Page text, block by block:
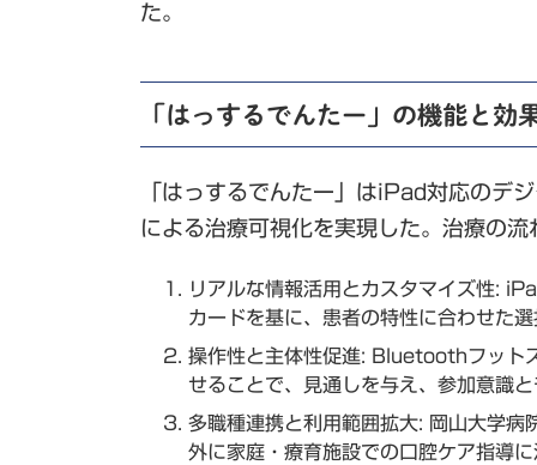
た。
「はっするでんたー」の機能と効
「はっするでんたー」はiPad対応のデ
による治療可視化を実現した。治療の
リアルな情報活用とカスタマイズ性:
カードを基に、患者の特性に合わせた
操作性と主体性促進: Bluetoothフット
せることで、見通しを与え、参加意識
多職種連携と利用範囲拡大: 岡山大学病
外に家庭・療育施設での口腔ケア指導